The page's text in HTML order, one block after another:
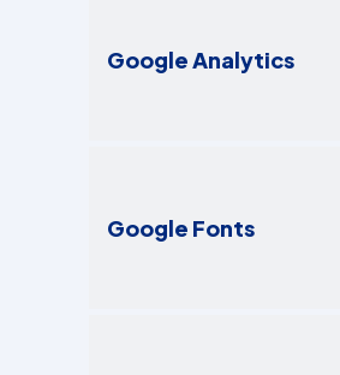
Google Analytics
Google Fonts